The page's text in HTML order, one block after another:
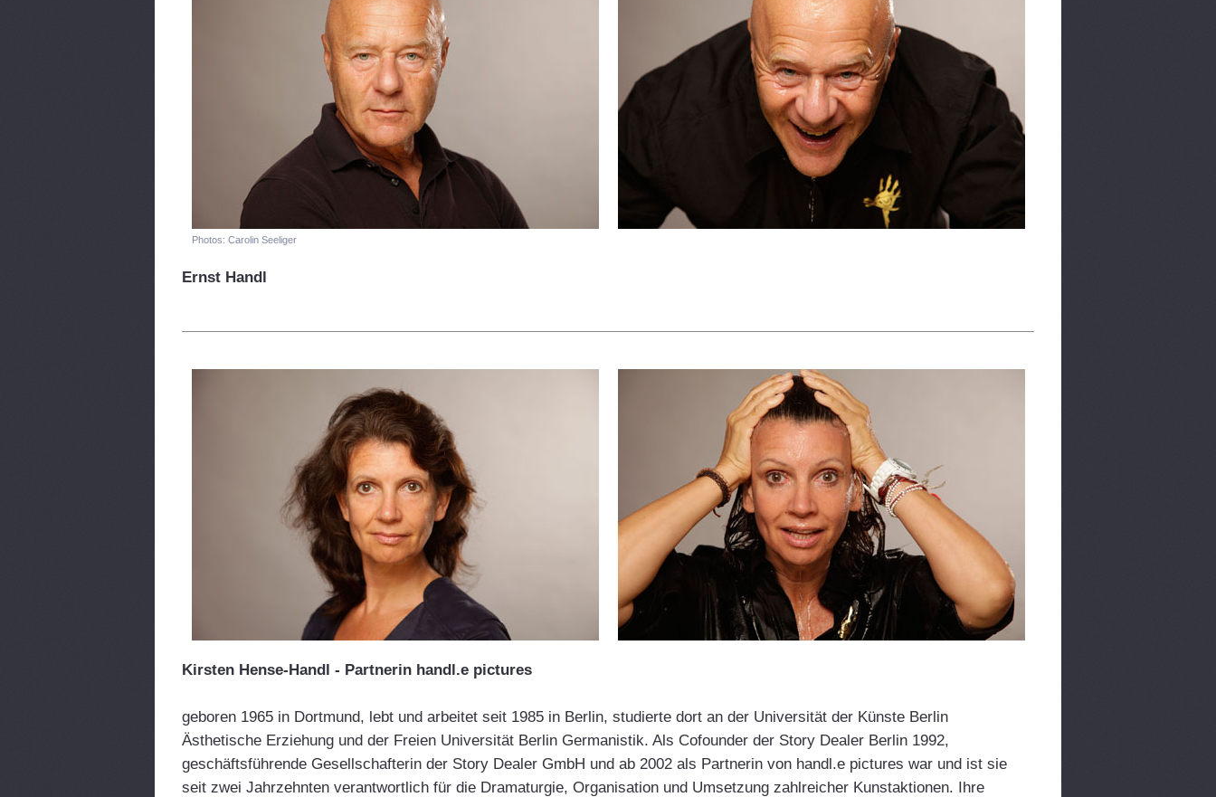
Photos: Carolin Seeliger
Ernst Handl
Kirsten Hense-Handl - Partnerin handl.e pictures
geboren 1965 in Dortmund, lebt und arbeitet seit 1985 in Berlin, studierte dort an der Universität der Künste Berlin
Ästhetische Erziehung und der Freien Universität Berlin Germanistik. Als Cofounder der Story Dealer Berlin 1992,
geschäftsführende Gesellschafterin der Story Dealer GmbH und ab 2002 als Partnerin von handl.e pictures war und ist sie
seit zwei Jahrzehnten verantwortlich für die Dramaturgie, Organisation und Umsetzung zahlreicher Kunstaktionen. Ihre